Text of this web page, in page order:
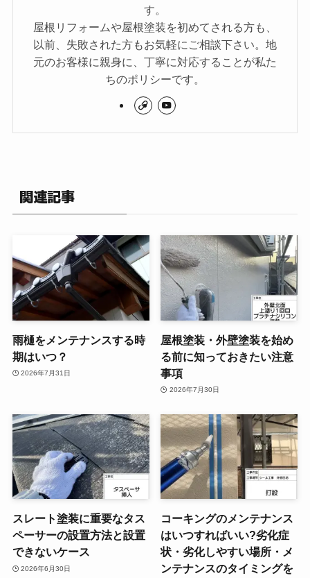
す。
屋根リフォームや屋根塗装を初めてされる方も、
以前、失敗された方もお気軽にご相談下さい。地
元のお客様に親身に、丁寧に対応することが私た
ちのポリシーです。
関連記事
雨樋をメンテナンスする時
期はいつ？
2026年7月31日
屋根塗装・外壁塗装を始め
る前に知っておきたい注意
事項
2026年7月30日
スレート塗装に重要なタス
ペーサーの設置方法と設置
できないケース
2026年6月30日
コーキングのメンテナンス
はいつすればいい?劣化症
状・劣化しやすい場所・メ
ンテナンスのタイミングを